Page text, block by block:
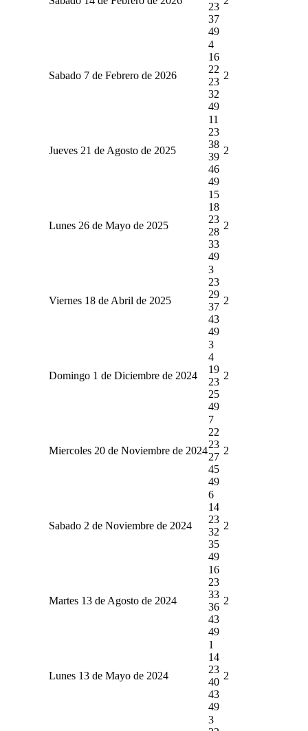
23
37
49
Sabado 7 de Febrero de 2026
4
16
22
23
32
49
2
Jueves 21 de Agosto de 2025
11
23
38
39
46
49
2
Lunes 26 de Mayo de 2025
15
18
23
28
33
49
2
Viernes 18 de Abril de 2025
3
23
29
37
43
49
2
Domingo 1 de Diciembre de 2024
3
4
19
23
25
49
2
Miercoles 20 de Noviembre de 2024
7
22
23
27
45
49
2
Sabado 2 de Noviembre de 2024
6
14
23
32
35
49
2
Martes 13 de Agosto de 2024
16
23
33
36
43
49
2
Lunes 13 de Mayo de 2024
1
14
23
40
43
49
2
3